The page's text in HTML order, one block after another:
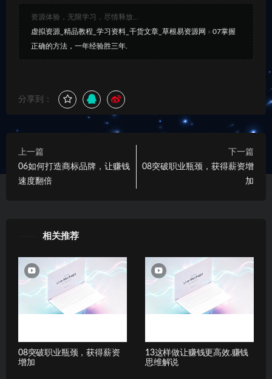
资源体验，无限学习，尽情释放...
虚拟资源_精品教程_学习资料_干货文章_草根易资源网 » 07掌握
正确的方法，一年经验胜三年.
分享到：
上一篇
06如何打造商标品牌，让赚钱
速度翻倍
下一篇
08突破职业瓶颈，获得薪资增
加
相关推荐
08突破职业瓶颈，获得薪资
增加
13这样做让赚钱更高效.赚钱
思维解说